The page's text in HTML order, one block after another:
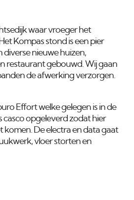
waar vroeger het
Kompas stond is een pier
diverse nieuwe huizen,
restaurant gebouwd. Wij gaan
de afwerking verzorgen.
Effort welke gelegen is in de
casco opgeleverd zodat hier
komen. De electra en data gaat
vloer storten en